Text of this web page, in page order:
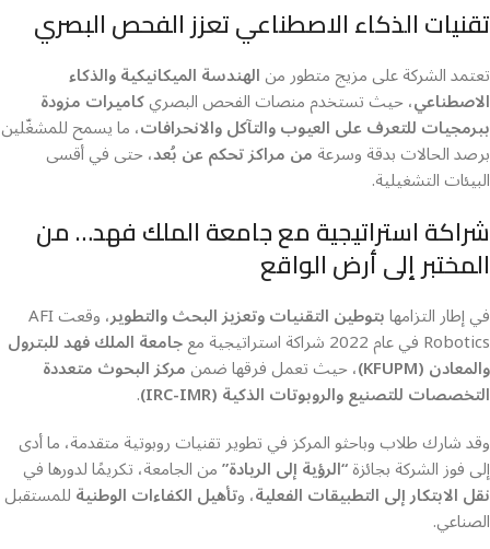
تقنيات الذكاء الاصطناعي تعزز الفحص البصري
تعتمد الشركة على مزيج متطور منالهندسة الميكانيكية والذكاء
الاصطناعي، حيث تستخدم منصات الفحص البصريكاميرات مزودة
ببرمجيات للتعرف على العيوب والتآكل والانحرافات، ما يسمح للمشغّلين
برصد الحالات بدقة وسرعةمن مراكز تحكم عن بُعد، حتى في أقسى
البيئات التشغيلية.
شراكة استراتيجية مع جامعة الملك فهد… من
المختبر إلى أرض الواقع
في إطار التزامهابتوطين التقنيات وتعزيز البحث والتطوير ، وقعت AFI
Robotics في عام 2022 شراكة استراتيجية مع جامعة الملك فهد للبترول
والمعادن (KFUPM) ، حيث تعمل فرقها ضمنمركز البحوث متعددة
التخصصات للتصنيع والروبوتات الذكية (IRC-IMR)
.
وقد شارك طلاب وباحثو المركز في تطوير تقنيات روبوتية متقدمة، ما أدى
إلى فوز الشركة بجائزة“الرؤية إلى الريادة”من الجامعة، تكريمًا لدورها في
نقل الابتكار إلى التطبيقات الفعلية، وتأهيل الكفاءات الوطنيةللمستقبل
الصناعي.